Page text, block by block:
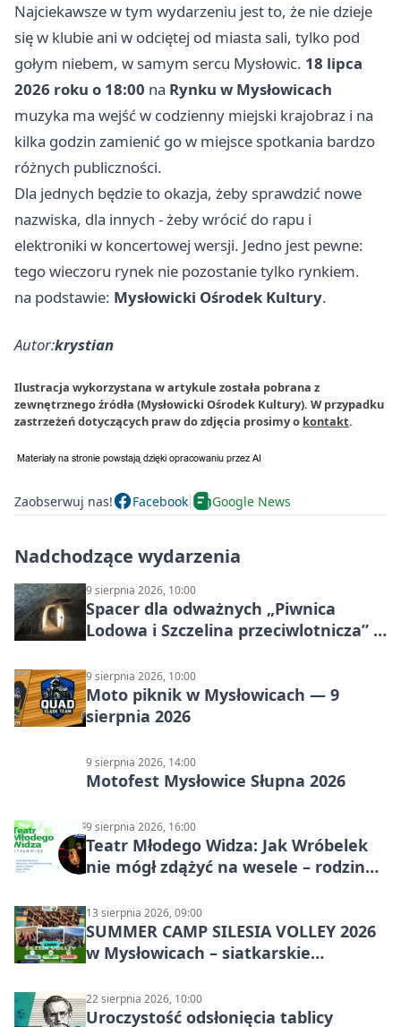
Najciekawsze w tym wydarzeniu jest to, że nie dzieje
się w klubie ani w odciętej od miasta sali, tylko pod
gołym niebem, w samym sercu Mysłowic. 18 lipca
2026 roku o 18:00 na Rynku w Mysłowicach
muzyka ma wejść w codzienny miejski krajobraz i na
kilka godzin zamienić go w miejsce spotkania bardzo
różnych publiczności.
Dla jednych będzie to okazja, żeby sprawdzić nowe
nazwiska, dla innych - żeby wrócić do rapu i
elektroniki w koncertowej wersji. Jedno jest pewne:
tego wieczoru rynek nie pozostanie tylko rynkiem.
na podstawie: Mysłowicki Ośrodek Kultury.
Autor:krystian
Ilustracja wykorzystana w artykule została pobrana z
zewnętrznego źródła (Mysłowicki Ośrodek Kultury). W przypadku
zastrzeżeń dotyczących praw do zdjęcia prosimy o kontakt.
Zaobserwuj nas! Facebook Google News
Nadchodzące wydarzenia
9 sierpnia 2026, 10:00
Spacer dla odważnych „Piwnica
Lodowa i Szczelina przeciwlotnicza” –
9 sierpnia 2026, 10:00
Moto piknik w Mysłowicach — 9
sierpnia 2026
9 sierpnia 2026, 14:00
Motofest Mysłowice Słupna 2026
9 sierpnia 2026, 16:00
Teatr Młodego Widza: Jak Wróbelek
nie mógł zdążyć na wesele – rodzinny
13 sierpnia 2026, 09:00
SUMMER CAMP SILESIA VOLLEY 2026
w Mysłowicach – siatkarskie
22 sierpnia 2026, 10:00
Uroczystość odsłonięcia tablicy